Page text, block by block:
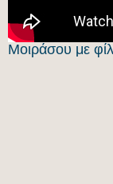
Μοιράσου με